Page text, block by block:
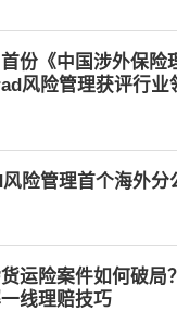
份《中国涉外保险
风险管理获评行业
险管理首个海外分
运险案件如何破局
线理赔技巧